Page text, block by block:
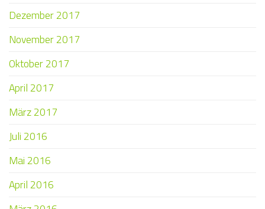
Dezember 2017
November 2017
Oktober 2017
April 2017
März 2017
Juli 2016
Mai 2016
April 2016